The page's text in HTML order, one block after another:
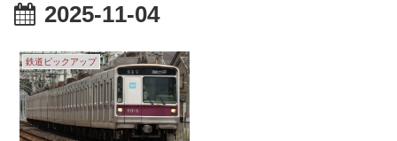
2025-11-04
鉄道ピックアップ